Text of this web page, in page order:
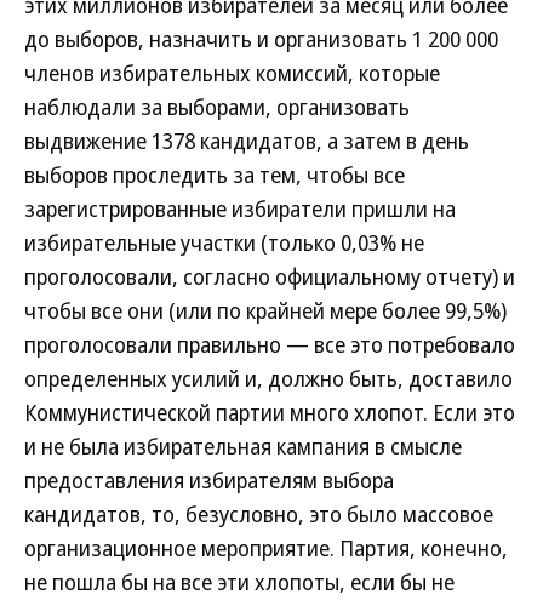
до выборов, назначить и организовать 1 200 000
членов избирательных комиссий, которые
наблюдали за выборами, организовать
выдвижение 1378 кандидатов, а затем в день
выборов проследить за тем, чтобы все
зарегистрированные избиратели пришли на
избирательные участки (только 0,03% не
проголосовали, согласно официальному отчету) и
чтобы все они (или по крайней мере более 99,5%)
проголосовали правильно — все это потребовало
определенных усилий и, должно быть, доставило
Коммунистической партии много хлопот. Если это
и не была избирательная кампания в смысле
предоставления избирателям выбора
кандидатов, то, безусловно, это было массовое
организационное мероприятие. Партия, конечно,
не пошла бы на все эти хлопоты, если бы не